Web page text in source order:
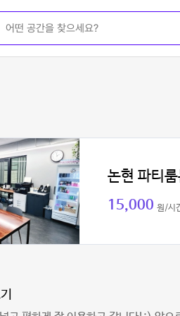
논현 파티
15,000 원/시